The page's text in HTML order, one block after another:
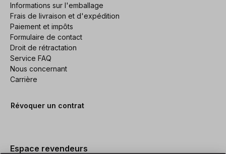
Informations sur l'emballage
Frais de livraison et d'expédition
Paiement et impôts
Formulaire de contact
Droit de rétractation
Service FAQ
Nous concernant
Carrière
Révoquer un contrat
Espace revendeurs